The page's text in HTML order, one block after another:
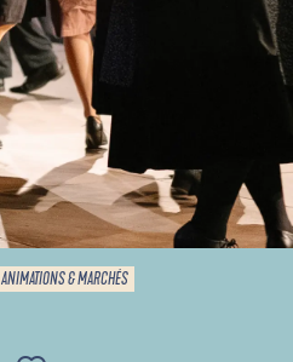
ANIMATIONS & MARCHÉS